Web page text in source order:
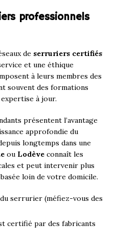
professionnels
de serruriers certifiés
et une éthique
à leurs membres des
souvent des formations
à jour.
présentent l’avantage
approfondie du
longtemps dans une
ou Lodève connaît les
et peut intervenir plus
loin de votre domicile.
serrurier (méfiez-vous des
certifié par des fabricants